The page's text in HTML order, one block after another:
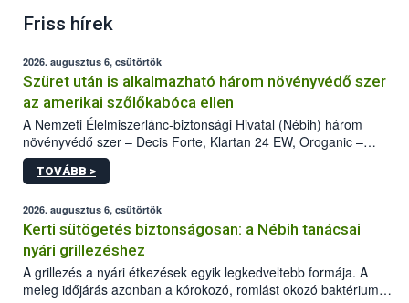
Friss hírek
2026. augusztus 6, csütörtök
Szüret után is alkalmazható három növényvédő szer
az amerikai szőlőkabóca ellen
A Nemzeti Élelmiszerlánc-biztonsági Hivatal (Nébih) három
növényvédő szer – Decis Forte, Klartan 24 EW, Oroganic –
engedélyokiratát módosította, így azok a szüretet követően,
egészen a vesszőérettség (BBCH 91) stádiumáig
érésű szőlőkben is legyen lehetőség a károsító elleni további
védekezésre. Az Oroganic készítmény kis kiszerelésben kiskerti
felhasználók számára is elérhető és ökológiai termesztésben is
engedélyezett.
TOVÁBB >
2026. augusztus 6, csütörtök
Kerti sütögetés biztonságosan: a Nébih tanácsai
nyári grillezéshez
A grillezés a nyári étkezések egyik legkedveltebb formája. A
meleg időjárás azonban a kórokozó, romlást okozó baktériumok